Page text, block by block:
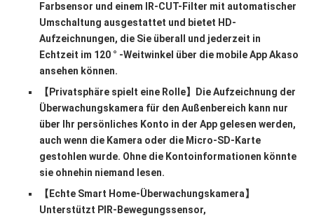
Farbsensor und einem IR-CUT-Filter mit automatischer
Umschaltung ausgestattet und bietet HD-
Aufzeichnungen, die Sie überall und jederzeit in
Echtzeit im 120 ° -Weitwinkel über die mobile App Akaso
ansehen können.
【Privatsphäre spielt eine Rolle】Die Aufzeichnung der
Überwachungskamera für den Außenbereich kann nur
über Ihr persönliches Konto in der App gelesen werden,
auch wenn die Kamera oder die Micro-SD-Karte
gestohlen wurde. Ohne die Kontoinformationen könnte
sie ohnehin niemand lesen.
【Echte Smart Home-Überwachungskamera】
Unterstützt PIR-Bewegungssensor,